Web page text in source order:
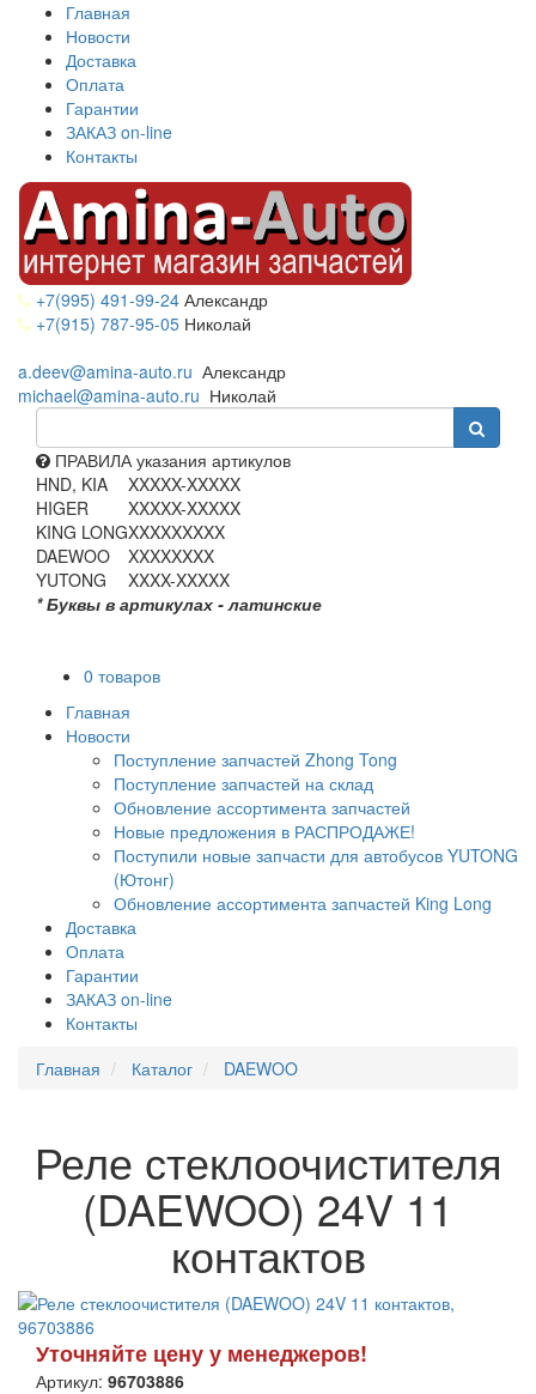
Главная
Новости
Доставка
Оплата
Гарантии
ЗАКАЗ on-line
Контакты
+7(995) 491-99-24 Александр
+7(915) 787-95-05 Николай
a.deev@amina-auto.ru Александр
michael@amina-auto.ru Николай
ПРАВИЛА указания артикулов
HND, KIA
XXXXX-XXXXX
HIGER
XXXXX-XXXXX
KING LONGXXXXXXXXX
DAEWOO
XXXXXXXX
YUTONG
XXXX-XXXXX
* Буквы в артикулах - латинские
0 товаров
Главная
Новости
Поступление запчастей Zhong Tong
Поступление запчастей на склад
Обновление ассортимента запчастей
Новые предложения в РАСПРОДАЖЕ!
Поступили новые запчасти для автобусов YUTONG
(Ютонг)
Обновление ассортимента запчастей King Long
Доставка
Оплата
Гарантии
ЗАКАЗ on-line
Контакты
Главная
Каталог DAEWOO
Реле стеклоочистителя
(DAEWOO) 24V 11
контактов
Уточняйте цену у менеджеров!
Артикул: 96703886